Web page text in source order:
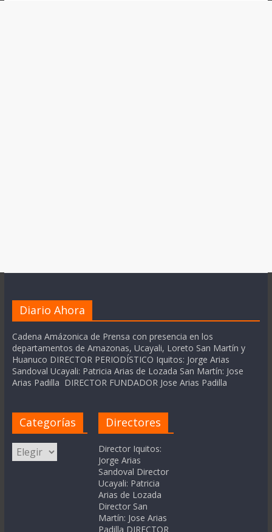
Diario Ahora
Cadena Amázonica de Prensa con presencia en los
departamentos de Amazonas, Ucayali, Loreto San Martín y
Huanuco DIRECTOR PERIODÍSTICO Iquitos: Jorge Arias
Sandoval Ucayali: Patricia Arias de Lozada San Martín: Jose
Arias Padilla DIRECTOR FUNDADOR Jose Arias Padilla
Categorías
Categorías
Directores
Director Iquitos:
Jorge Arias
Sandoval Director
Ucayali: Patricia
Arias de Lozada
Director San
Martín: Jose Arias
Padilla DIRECTOR